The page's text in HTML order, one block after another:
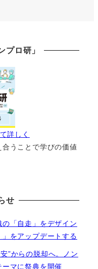
プロ研」
詳しく
うことで学びの価値
せ
「自走」をデザイン
をアップデートする
”からの脱却へ。ノン
マに祭典を開催